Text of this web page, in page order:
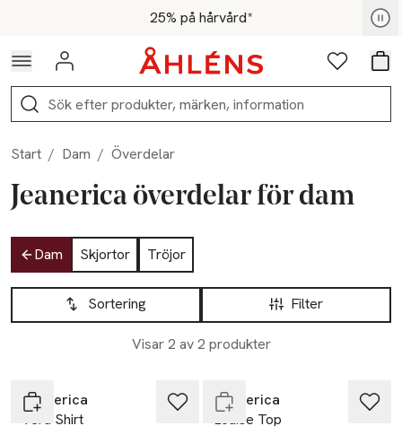
Hoppa till navigationsmenyn25% på hårvård*
För medlemmar - Shoppa nu
Logga in Favoriter
Sök
Start / Dam / Överdelar
Jeanerica överdelar för dam
Hoppa till produktsidan
Dam Skjortor
Tröjor
Hoppa till produktsidan
Filter
Sortering
Visar 2 av 2 produkter
Lista över produkter
Jeanerica
Vera Shirt
Nyhet
Jeanerica
Louise Top